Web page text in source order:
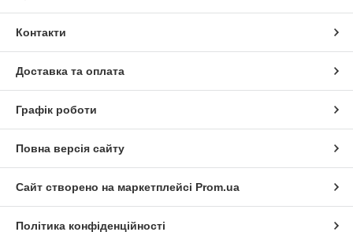
Контакти
Доставка та оплата
Графік роботи
Повна версія сайту
Сайт створено на маркетплейсі Prom.ua
Політика конфіденційності